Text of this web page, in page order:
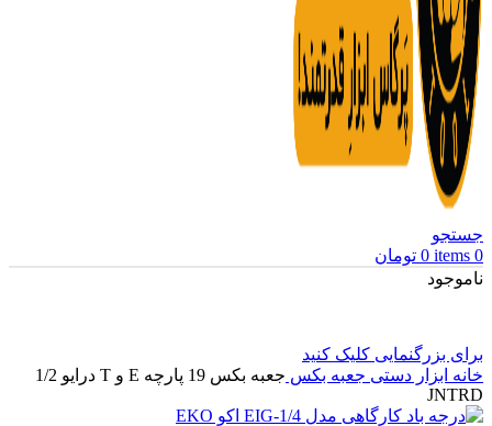
جستجو
0
items
0 تومان
ناموجود
برای بزرگنمایی کلیک کنید
خانه ابزار دستی جعبه بکس
جعبه بکس 19 پارچه E و T درایو 1/2
JNTRD